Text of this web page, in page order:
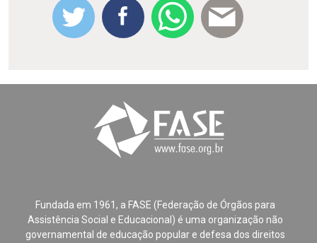
Fundada em 1961, a FASE (Federação de Órgãos para
Assistência Social e Educacional) é uma organização não
governamental de educação popular e defesa dos direitos